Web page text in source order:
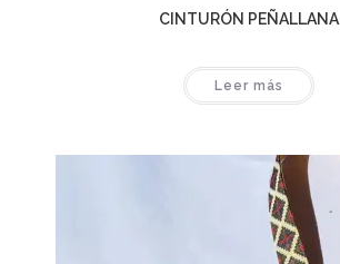
CINTURÓN PEÑALLANA
Leer más